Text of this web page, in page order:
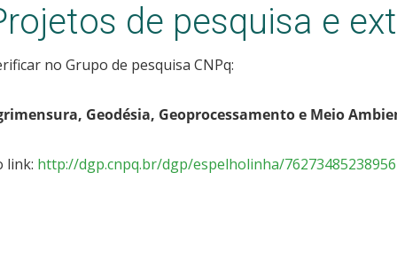
de pesquisa e
no Grupo de pesquisa CNPq:
Geodésia, Geoprocessamento e Meio
link: http://dgp.cnpq.br/dgp/espelholinha/